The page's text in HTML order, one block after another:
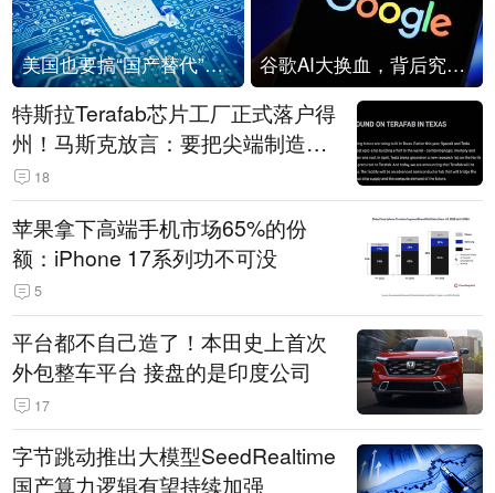
美国也要搞“国产替代”？先算清三笔账 谷歌AI大换血，背后究竟发生了什么？
特斯拉Terafab芯片工厂正式落户得
州！马斯克放言：要把尖端制造带
回美国
18
苹果拿下高端手机市场65%的份
额：iPhone 17系列功不可没
5
平台都不自己造了！本田史上首次
外包整车平台 接盘的是印度公司
17
字节跳动推出大模型SeedRealtime
国产算力逻辑有望持续加强